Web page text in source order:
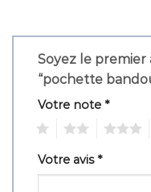
Soyez le premier
“pochette
Votre note *
Votre avis*